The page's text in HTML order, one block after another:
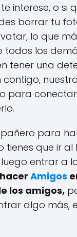
interese, o si
borrar tu
lo que
todos los
tener una
para
para
tienes que ir
entrar a
Amigos
los amigos,
algo más,